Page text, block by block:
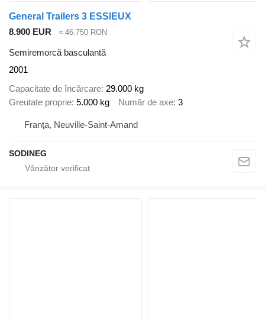
General Trailers 3 ESSIEUX
8.900 EUR
≈ 46.750 RON
Semiremorcă basculantă
2001
Capacitate de încărcare 29.000 kg
Greutate proprie 5.000 kg Număr de axe 3
Franţa, Neuville-Saint-Amand
SODINEG